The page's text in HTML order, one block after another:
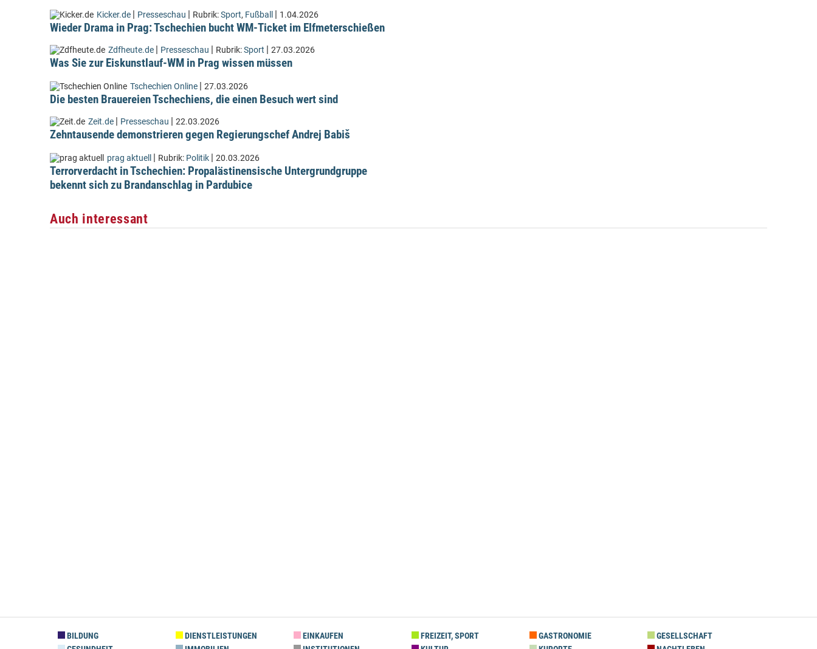
Kicker.de | Presseschau | Rubrik:Sport, Fußball | 1.04.2026
Wieder Drama in Prag: Tschechien bucht WM-Ticket im Elfmeterschießen
Zdfheute.de | Presseschau | Rubrik:Sport | 27.03.2026
Was Sie zur Eiskunstlauf-WM in Prag wissen müssen
Tschechien Online | 27.03.2026
Die besten Brauereien Tschechiens, die einen Besuch wert sind
Zeit.de | Presseschau | 22.03.2026
Zehntausende demonstrieren gegen Regierungschef Andrej Babiš
prag aktuell | Rubrik: Politik | 20.03.2026
Terrorverdacht in Tschechien: Propalästinensische Untergrundgruppe
bekennt sich zu Brandanschlag in Pardubice
Auch interessant
BILDUNG DIENSTLEISTUNGEN EINKAUFEN FREIZEIT, SPORT GASTRONOMIE
GESELLSCHAFT